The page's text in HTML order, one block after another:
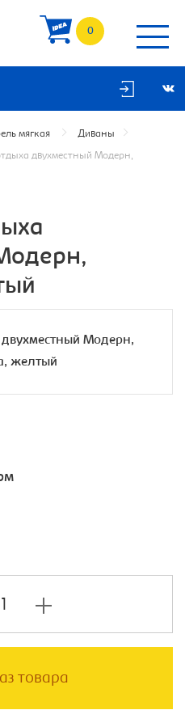
0
мягкая Диваны
двухместный Модерн,
товара